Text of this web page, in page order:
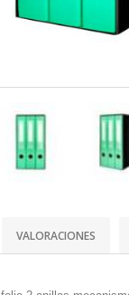
VALORACIONES